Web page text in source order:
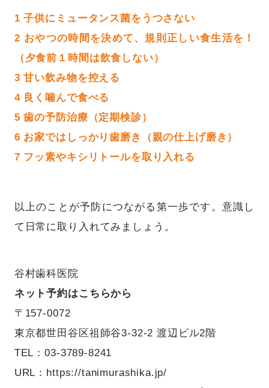
1 子供にミュータンス菌をうつさない
2 おやつの時間を決めて、規則正しい食生活を！
（夕食前１時間は飲食しない）
3 甘い飲み物を控える
4 良く噛んで食べる
5 歯の予防治療（定期検診）
6 お家ではしっかり歯磨き（親の仕上げ磨き）
7 フッ素やキシリトールを取り入れる
以上のことが予防につながる第一歩です。意識し
て日常に取り入れてみましょう。
谷村歯科医院
ネット予約はこちらから
〒157-0072
東京都世田谷区祖師谷3-32-2 渡辺ビル2階
TEL：03-3789-8241
URL： https://tanimurashika.jp/